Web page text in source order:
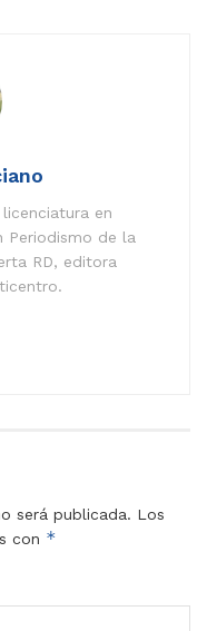
en
Periodismo de la
RD, editora
será publicada. Los
con *